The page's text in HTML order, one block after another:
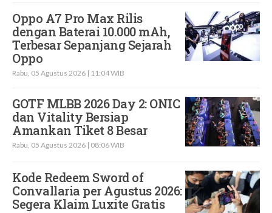
Oppo A7 Pro Max Rilis
dengan Baterai 10.000 mAh,
Terbesar Sepanjang Sejarah
Oppo
Rabu, 05 Agustus 2026 | 11:04 WIB
GOTF MLBB 2026 Day 2: ONIC
dan Vitality Bersiap
Amankan Tiket 8 Besar
Rabu, 05 Agustus 2026 | 08:06 WIB
Kode Redeem Sword of
Convallaria per Agustus 2026:
Segera Klaim Luxite Gratis